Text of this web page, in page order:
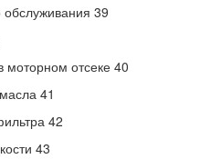
обслуживания 39
моторном отсеке 40
41
42
43